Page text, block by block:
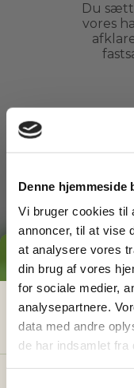
Denne hjemmeside
Vi bruger cookies til
annoncer, til at vise
at analysere vores
din brug af vores
for sociale medier,
analysepartnere.
data med andre
de har indsamlet fra
Du
vores
Du
Hvad
Få vores